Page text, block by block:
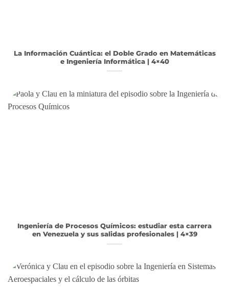
La Información Cuántica: el Doble Grado en Matemáticas
e Ingeniería Informática | 4×40
Ingeniería de Procesos Químicos: estudiar esta carrera
en Venezuela y sus salidas profesionales | 4×39